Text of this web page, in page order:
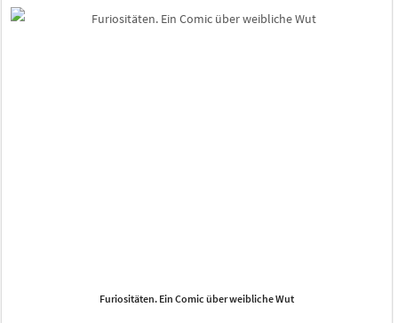
Furiositäten. Ein Comic über weibliche Wut